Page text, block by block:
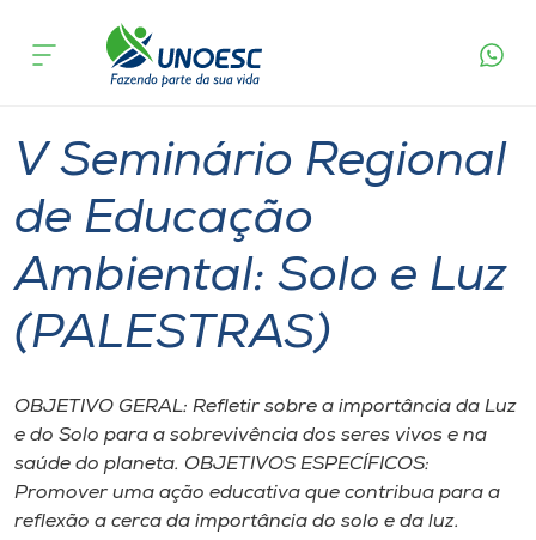
Cursos
Pesquisa
Atendimento ao Estudante
Portal de Ensino
A
Internacionalização
acontece
V Seminário Regional
de Educação
Ambiental: Solo e Luz
(PALESTRAS)
OBJETIVO GERAL: Refletir sobre a importância da Luz
e do Solo para a sobrevivência dos seres vivos e na
saúde do planeta. OBJETIVOS ESPECÍFICOS:
Promover uma ação educativa que contribua para a
reflexão a cerca da importância do solo e da luz.